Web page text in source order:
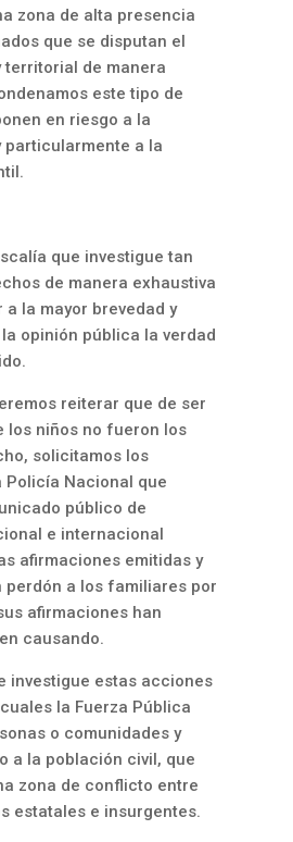
zona de alta presencia
que se disputan el
territorial de manera
este tipo de
en riesgo a la
particularmente a la
que investigue tan
de manera exhaustiva
la mayor brevedad y
opinión pública la verdad
reiterar que de ser
los niños no fueron los
solicitamos los
Policía Nacional que
público de
e internacional
afirmaciones emitidas y
perdón a los familiares por
afirmaciones han
causando.
investigue estas acciones
la Fuerza Pública
o comunidades y
a la población civil, que
zona de conflicto entre
estatales e insurgentes.